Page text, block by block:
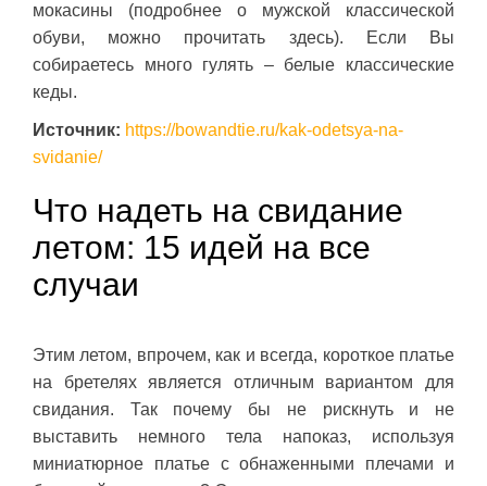
мокасины (подробнее о мужской классической
обуви, можно прочитать здесь). Если Вы
собираетесь много гулять – белые классические
кеды.
Источник: https://bowandtie.ru/kak-odetsya-na-
svidanie/
Что надеть на свидание
летом: 15 идей на все
случаи
Этим летом, впрочем, как и всегда, короткое платье
на бретелях является отличным вариантом для
свидания. Так почему бы не рискнуть и не
выставить немного тела напоказ, используя
миниатюрное платье с обнаженными плечами и